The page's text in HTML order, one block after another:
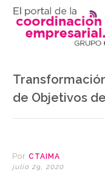
de Objetivos
Por CTAIMA
julio 29, 2020